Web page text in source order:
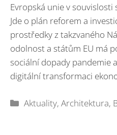
Evropská unie v
Jde o plán reforem a
prostředky z takzvaného
odolnost a státům EU má
sociální dopady pandemie
digitální transformaci
Rubriky
Aktuality,Architektura,